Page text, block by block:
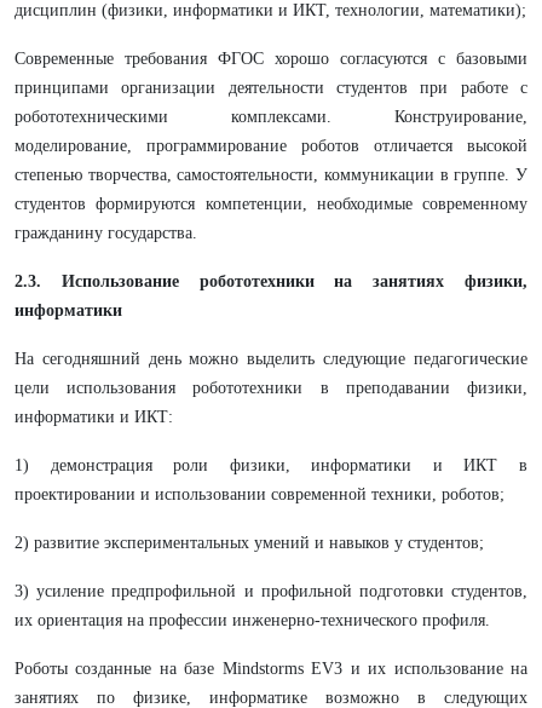
дисциплин (физики, информатики и ИКТ, технологии, математики);
Современные требования ФГОС хорошо согласуются с базовыми
принципами организации деятельности студентов при работе с
робототехническими комплексами. Конструирование,
моделирование, программирование роботов отличается высокой
степенью творчества, самостоятельности, коммуникации в группе. У
студентов формируются компетенции, необходимые современному
гражданину государства.
2.3. Использование робототехники на занятиях физики,
информатики
На сегодняшний день можно выделить следующие педагогические
цели использования робототехники в преподавании физики,
информатики и ИКТ:
1) демонстрация роли физики, информатики и ИКТ в
проектировании и использовании современной техники, роботов;
2) развитие экспериментальных умений и навыков у студентов;
3) усиление предпрофильной и профильной подготовки студентов,
их ориентация на профессии инженерно-технического профиля.
Роботы созданные на базе Mindstorms EV3 и их использование на
занятиях по физике, информатике возможно в следующих